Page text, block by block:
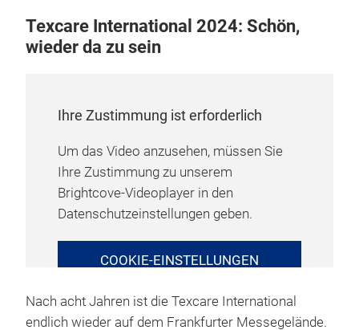
Texcare International 2024: Schön,
wieder da zu sein
Ihre Zustimmung ist erforderlich
Um das Video anzusehen, müssen Sie
Ihre Zustimmung zu unserem
Brightcove-Videoplayer in den
Datenschutzeinstellungen geben.
COOKIE-EINSTELLUNGEN
Nach acht Jahren ist die Texcare International
endlich wieder auf dem Frankfurter Messegelände.